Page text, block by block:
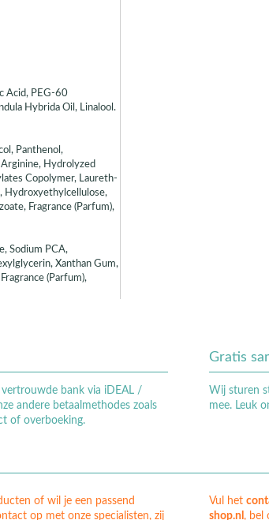
Acid, PEG-60
Hybrida Oil, Linalool.
Panthenol,
Hydrolyzed
Copolymer, Laureth-
Hydroxyethylcellulose,
Fragrance (Parfum),
Sodium PCA,
Xanthan Gum,
(Parfum),
vertrouwde bank via iDEAL /
andere betaalmethodes zoals
of overboeking.
Gratis
Wij sturen
mee. Leuk
of wil je een passend
op met onze specialisten, zij
Vul het
shop.nl , bel